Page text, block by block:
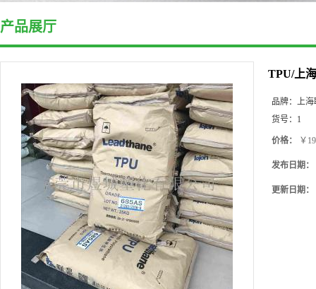
产品展厅
TPU/上
品牌： 上海
货号： 1
价格： ￥
发布日期：
更新日期：